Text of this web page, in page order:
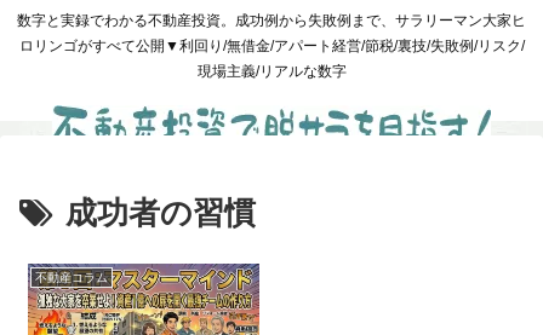
数字と実録でわかる不動産投資。成功例から失敗例まで、サラリーマン大家ヒ
ロリンゴがすべて公開▼利回り/無借金/アパート経営/節税/裏技/失敗例/リスク/
現場主義/リアルな数字
成功者の習慣
不動産コラム